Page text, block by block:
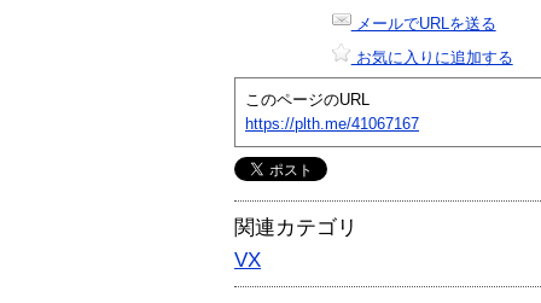
メールでURLを送る
お気に入りに追加する
このページのURL
https://plth.me/41067167
関連カテゴリ
VX